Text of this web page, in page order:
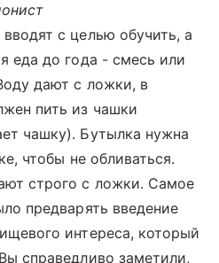
с целью обучить, а
еда до года - смесь или
дают с ложки, в
пить из чашки
чашку). Бутылка нужна
чтобы не обливаться.
строго с ложки. Самое
предварять введение
интереса, который
справедливо заметили,